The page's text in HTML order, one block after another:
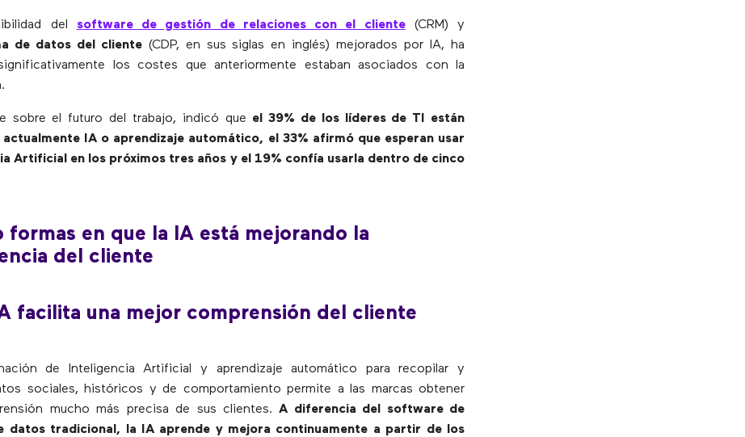
del software de gestión de relaciones con el cliente(CRM) y
de datos del cliente(CDP, en sus siglas en inglés) mejorados por IA, ha
los costes que anteriormente estaban asociados con la
sobre el futuro del trabajo, indicó que el 39% de los líderes de TI están
IA o aprendizaje automático, el 33% afirmó que esperan usar
Artificial en los próximos tres años y el 19% confía usarla dentro de cinco
formas en que la IA está mejorando la
del cliente
facilita una mejor comprensión del cliente
de Inteligencia Artificial y aprendizaje automático para recopilar y
sociales, históricos y de comportamiento permite a las marcas obtener
mucho más precisa de sus clientes.A diferencia del software de
datos tradicional, la IA aprende y mejora continuamente a partir de los